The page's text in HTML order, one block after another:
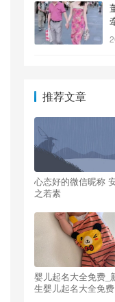
推荐文章
心态好的微信昵称
之若素
婴儿起名大全免费_
生婴儿起名大全免费